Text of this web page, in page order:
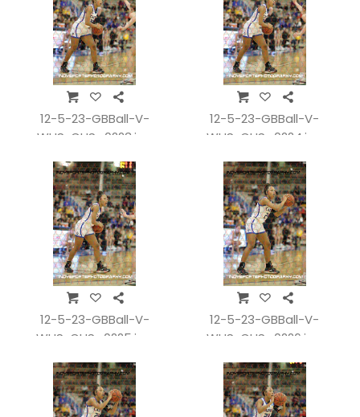
12-5-23-GBBall-V-
WHSvCHS_0223.jpg
12-5-23-GBBall-V-
WHSvCHS_0224.jpg
12-5-23-GBBall-V-
WHSvCHS_0225.jpg
12-5-23-GBBall-V-
WHSvCHS_0226.jpg